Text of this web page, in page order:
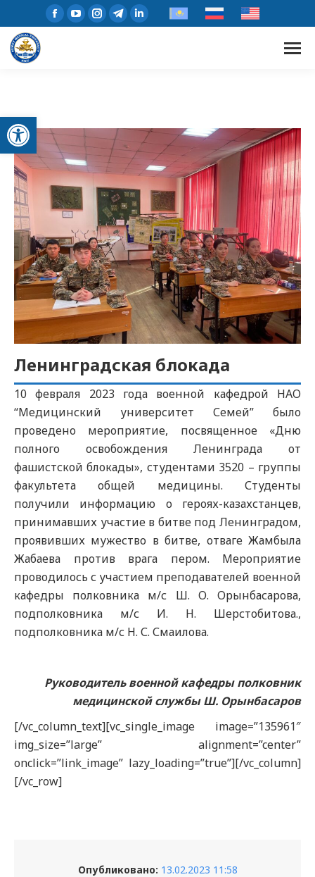
Открыть панель инструментов
Ленинградская блокада
10 февраля 2023 года военной кафедрой НАО
“Медицинский университет Семей” было
проведено мероприятие, посвященное «Дню
полного освобождения Ленинграда от
фашистской блокады», студентами 3520 – группы
факультета общей медицины. Студенты
получили информацию о героях-казахстанцев,
принимавших участие в битве под Ленинградом,
проявивших мужество в битве, отваге Жамбыла
Жабаева против врага пером. Мероприятие
проводилось с участием преподавателей военной
кафедры полковника м/с Ш. О. Орынбасарова,
подполковника м/с И. Н. Шерстобитова.,
подполковника м/с Н. С. Смаилова.
Руководитель военной кафедры полковник
медицинской службы Ш. Орынбасаров
[/vc_column_text][vc_single_image image=”135961″
img_size=”large” alignment=”center”
onclick=”link_image” lazy_loading=”true”][/vc_column]
[/vc_row]
Опубликовано: 13.02.2023 11:58